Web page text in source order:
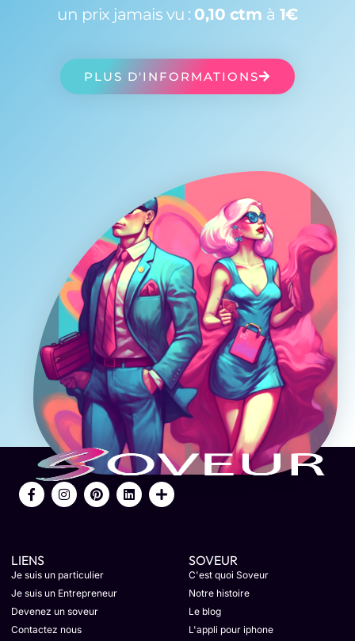
un prix jamais vu : 0,10 ctm à 1€
PLUS D'INFORMATIONS
LIENS
Je suis un particulier
Je suis un Entrepreneur
Devenez un soveur
Contactez nous
SOVEUR
C'est quoi Soveur
Notre histoire
Le blog
L'appli pour iphone